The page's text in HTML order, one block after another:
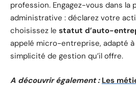
profession. Engagez-vous dans la
administrative : déclarez votre
choisissez le statut d’auto-
appelé micro-entreprise, adapté
simplicité de gestion qu’il offre.
A découvrir également : Les